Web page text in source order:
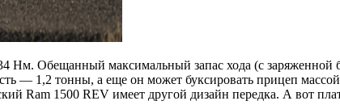
Нм. Обещанный максимальный запас хода (с
— 1,2 тонны, а еще он может буксировать прицеп
Ram 1500 REV имеет другой дизайн передка. А вот